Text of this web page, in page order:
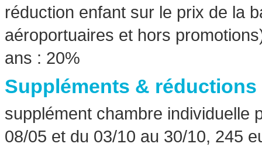
réduction enfant sur le prix de la
aéroportuaires et hors
ans : 20%
Suppléments & réductions
supplément chambre individuelle
08/05 et du 03/10 au 30/10, 245